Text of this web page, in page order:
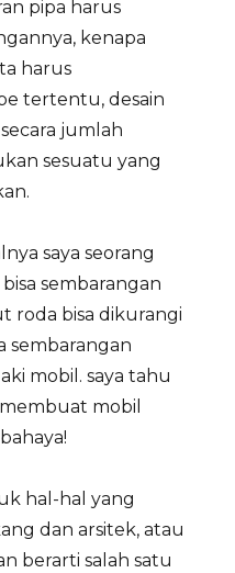
pipa harus
kenapa
harus
tertentu, desain
jumlah
sesuatu yang
saya seorang
sembarangan
roda bisa dikurangi
sembarangan
mobil. saya tahu
mobil
hal-hal yang
dan arsitek, atau
berarti salah satu